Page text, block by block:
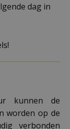
dag in
kunnen de
worden op de
verbonden